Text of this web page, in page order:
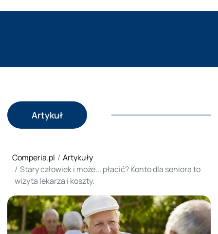
Artykuł
Comperia.pl
Artykuły
Stary człowiek i może... płacić? Konto dla seniora to
wizyta lekarza i koszty.